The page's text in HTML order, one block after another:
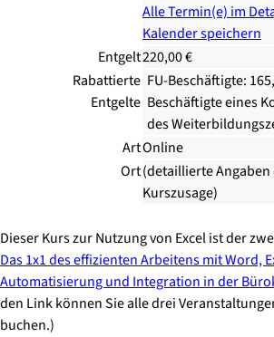
Alle Termin(e) im
Kalender speichern
Entgelt220,00 €
Rabattierte
Entgelte
FU-Beschäftigte:
Beschäftigte eines
des
ArtOnline
Ort(detaillierte
Kurszusage)
Dieser Kurs zur Nutzung von Excel ist der
Das 1x1 des effizienten Arbeitens mit Word,
Automatisierung und Integration in der
den Link können Sie alle drei
buchen.)